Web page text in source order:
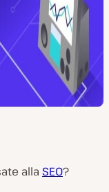
alla SEO?